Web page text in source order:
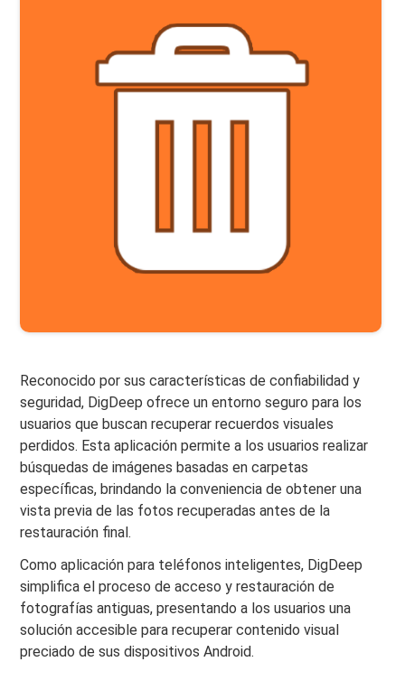
Reconocido por sus características de confiabilidad y
seguridad, DigDeep ofrece un entorno seguro para los
usuarios que buscan recuperar recuerdos visuales
perdidos. Esta aplicación permite a los usuarios realizar
búsquedas de imágenes basadas en carpetas
específicas, brindando la conveniencia de obtener una
vista previa de las fotos recuperadas antes de la
restauración final.
Como aplicación para teléfonos inteligentes, DigDeep
simplifica el proceso de acceso y restauración de
fotografías antiguas, presentando a los usuarios una
solución accesible para recuperar contenido visual
preciado de sus dispositivos Android.